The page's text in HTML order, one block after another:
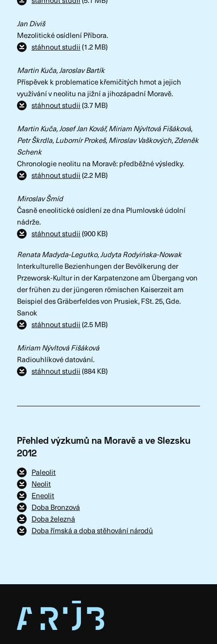
Jan Diviš
Mezolitické osídlení Příbora.
stáhnout studii(1.2 MB)
Martin Kuča, Jaroslav Bartík
Příspěvek k problematice křemičitých hmot a jejich
využívání v neolitu na jižní a jihozápadní Moravě.
stáhnout studii(3.7 MB)
Martin Kuča, Josef Jan Kovář, Miriam Nývltová Fišáková,
Petr Škrdla, Lubomír Prokeš, Miroslav Vaškových, Zdeněk
Schenk
Chronologie neolitu na Moravě: předběžné výsledky.
stáhnout studii(2.2 MB)
Miroslav Šmíd
Časně eneolitické osídlení ze dna Plumlovské údolní
nádrže.
stáhnout studii(900 KB)
Renata Madyda-Legutko, Judyta Rodyińska-Nowak
Interkulturelle Bezienhungen der Bevölkerung der
Przeworsk-Kultur in der Karpatenzone am Übergang von
der frühen zu der jüngeren römischen Kaiserzeit am
Beispiel des Gräberfeldes von Prusiek, FSt. 25, Gde.
Sanok
stáhnout studii(2.5 MB)
Miriam Nývltová Fišáková
Radiouhlíkové datování.
stáhnout studii(884 KB)
Přehled výzkumů na Moravě a ve Slezsku
2012
Paleolit
Neolit
Eneolit
Doba Bronzová
Doba železná
Doba římská a doba stěhování národů